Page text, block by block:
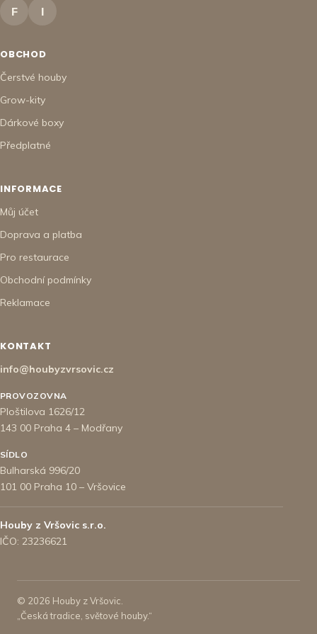
F I
OBCHOD
Čerstvé houby
Grow-kity
Dárkové boxy
Předplatné
INFORMACE
Můj účet
Doprava a platba
Pro restaurace
Obchodní podmínky
Reklamace
KONTAKT
info@houbyzvrsovic.cz
PROVOZOVNA
Ploštilova 1626/12
143 00 Praha 4 – Modřany
SÍDLO
Bulharská 996/20
101 00 Praha 10 – Vršovice
Houby z Vršovic s.r.o.
IČO: 23236621
© 2026 Houby z Vršovic.
„Česká tradice, světové houby.“